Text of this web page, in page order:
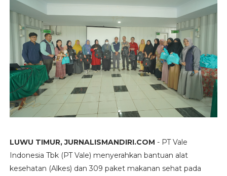
LUWU TIMUR, JURNALISMANDIRI.COM - PT Vale
Indonesia Tbk (PT Vale) menyerahkan bantuan alat
kesehatan (Alkes) dan 309 paket makanan sehat pada